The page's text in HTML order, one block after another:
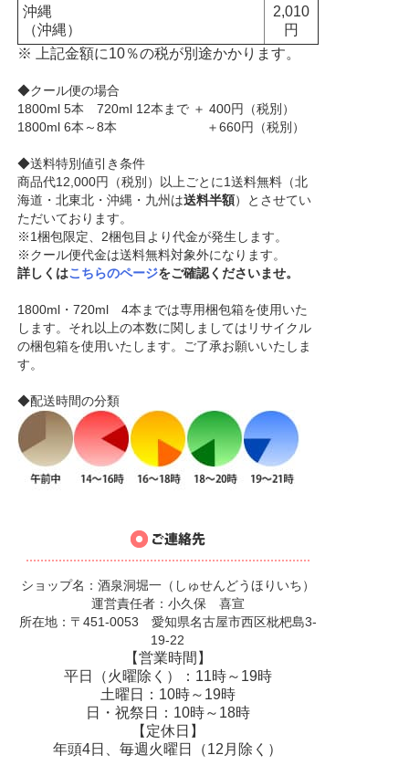
沖縄
（沖縄）
2,010
円
※ 上記金額に10％の税が別途かかります。
◆クール便の場合
1800ml 5本 720ml 12本まで ＋ 400円（税別）
1800ml 6本～8本 ＋660円（税別）
◆送料特別値引き条件
商品代12,000円（税別）以上ごとに1送料無料（北
海道・北東北・沖縄・九州は送料半額）とさせてい
ただいております。
※1梱包限定、2梱包目より代金が発生します。
※クール便代金は送料無料対象外になります。
詳しくはこちらのページをご確認くださいませ。
1800ml・720ml 4本までは専用梱包箱を使用いた
します。それ以上の本数に関しましてはリサイクル
の梱包箱を使用いたします。ご了承お願いいたしま
す。
◆配送時間の分類
ショップ名：酒泉洞堀一（しゅせんどうほりいち）
運営責任者：小久保 喜宣
所在地：〒451-0053 愛知県名古屋市西区枇杷島3-
19-22
【営業時間】
平日（火曜除く）：11時～19時
土曜日：10時～19時
日・祝祭日：10時～18時
【定休日】
年頭4日、毎週火曜日（12月除く）